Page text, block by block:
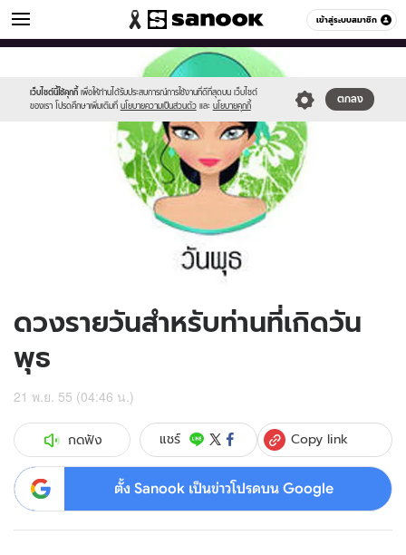
เข้าสู่ระบบสมาชิก
ดูดวง หมวดอื่นๆ
เว็บไซต์นี้ใช้คุกกี้ เพื่อให้ท่านได้รับประสบการณ์การใช้งานที่ดีที่สุดบน เว็บไซต์
ของเรา โปรดศึกษาเพิ่มเติมที่ นโยบายความเป็นส่วนตัว และ นโยบายคุกกี้
ตกลง
//s.isanook.com/sr/0/images/logo-
sanook.png
//s.isanook.com/ho/0/ud/7/37793/170-
ดวงรายวันสำหรับท่านที่เกิดวัน
พุธ
21 พ.ย. 55 (04:46 น.)
กดฟัง แชร์ Copy link
ตั้ง Sanook เป็นข่าวโปรดบน Google